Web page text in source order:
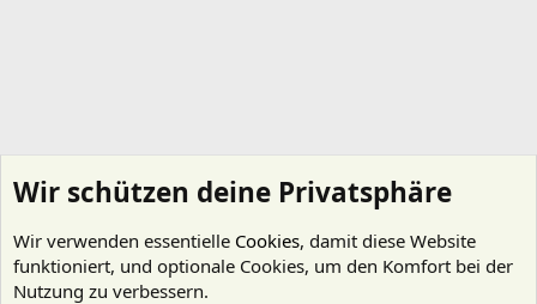
Wir schützen deine Privatsphäre
Wir verwenden essentielle Cookies, damit diese Website
funktioniert, und optionale Cookies, um den Komfort bei der
Nutzung zu verbessern.